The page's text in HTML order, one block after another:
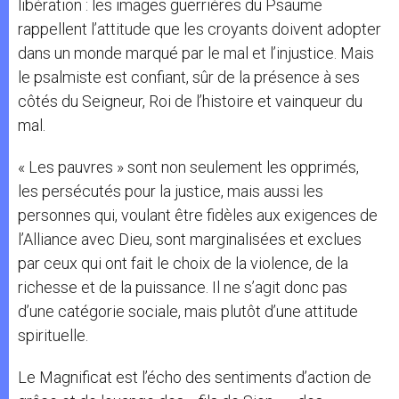
libération : les images guerrières du Psaume
rappellent l’attitude que les croyants doivent adopter
dans un monde marqué par le mal et l’injustice. Mais
le psalmiste est confiant, sûr de la présence à ses
côtés du Seigneur, Roi de l’histoire et vainqueur du
mal.
« Les pauvres » sont non seulement les opprimés,
les persécutés pour la justice, mais aussi les
personnes qui, voulant être fidèles aux exigences de
l’Alliance avec Dieu, sont marginalisées et exclues
par ceux qui ont fait le choix de la violence, de la
richesse et de la puissance. Il ne s’agit donc pas
d’une catégorie sociale, mais plutôt d’une attitude
spirituelle.
Le Magnificat est l’écho des sentiments d’action de